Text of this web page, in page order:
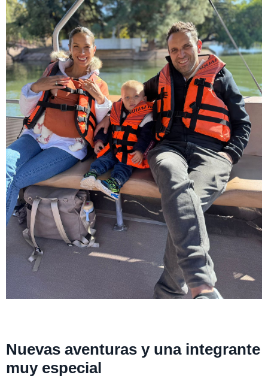
Nuevas aventuras y una integrante
muy especial